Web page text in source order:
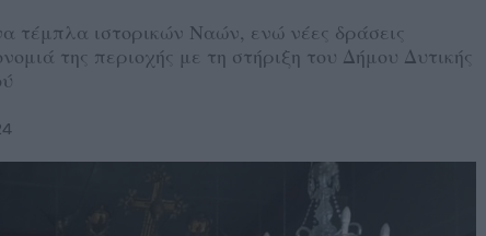
τέμπλα ιστορικών Ναών, ενώ νέες δράσεις
της περιοχής με τη στήριξη του Δήμου Δυτικής